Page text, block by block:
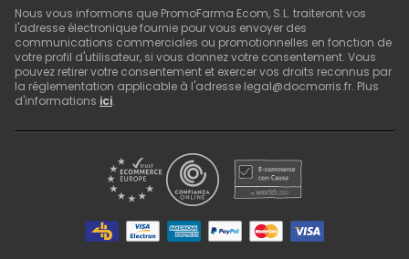
Nous vous informons que PromoFarma Ecom, S.L. traiteront vos
l'adresse électronique fournie pour vous envoyer des
communications commerciales ou promotionnelles en fonction de
votre profil d'utilisateur, si vous donnez votre consentement. Vous
pouvez retirer votre consentement et exercer vos droits reconnus par
la réglementation applicable à l'adresse legal@docmorris.fr. Plus
d'informations ici.